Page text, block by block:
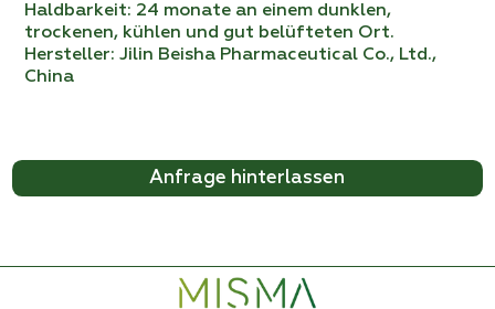
Haldbarkeit: 24 monate an einem dunklen,
trockenen, kühlen und gut belüfteten Ort.
Hersteller: Jilin Beisha Pharmaceutical Co., Ltd.,
China
Anfrage hinterlassen